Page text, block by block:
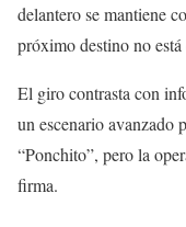
delantero se mantiene
próximo destino no
El giro contrasta con
un escenario avanzado
“Ponchito”, pero la
firma.